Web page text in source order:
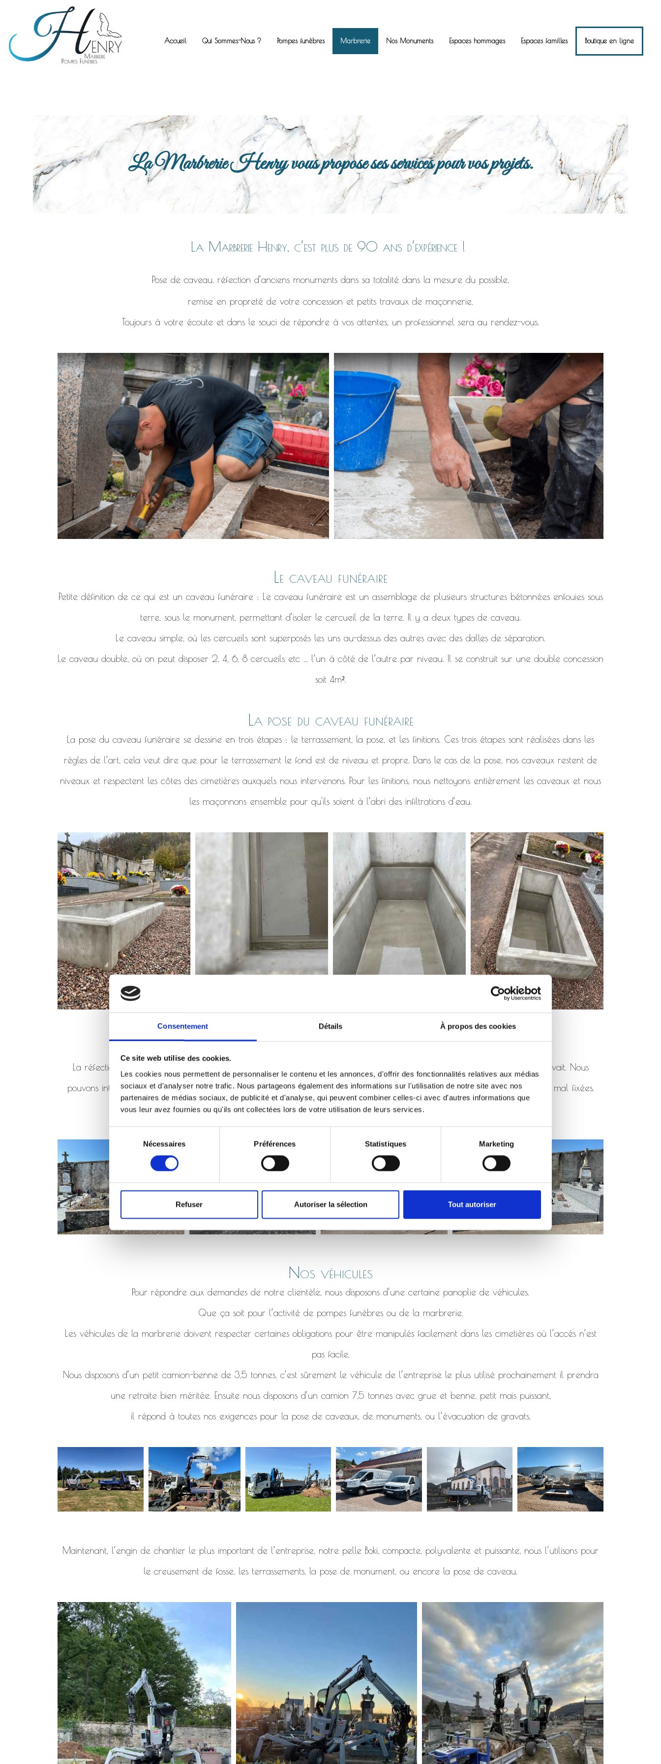
Consentement Détails À propos des cookies
Ce site web utilise des cookies.
Les cookies nous permettent de personnaliser le contenu et les annonces, d'offrir des fonctionnalités relatives aux médias
sociaux et d'analyser notre trafic. Nous partageons également des informations sur l'utilisation de notre site avec nos
partenaires de médias sociaux, de publicité et d'analyse, qui peuvent combiner celles-ci avec d'autres informations que
vous leur avez fournies ou qu'ils ont collectées lors de votre utilisation de leurs services.
consentement
Nécessaires Préférences Statistiques Marketing
Refuser Autoriser la sélection Tout autoriser
Accueil Qui Sommes-Nous ? Pompes funèbres Marbrerie Nos Monuments Espaces hommages Espaces familles Boutique en ligne
La Marbrerie Henry vous propose ses services pour vos projets.
La Marbrerie Henry, c’est plus de 90 ans d’expérience !
Pose de caveau, réfection d’anciens monuments dans sa totalité dans la mesure du possible,
remise en propreté de votre concession et petits travaux de maçonnerie.
Toujours à votre écoute et dans le souci de répondre à vos attentes, un professionnel sera au rendez-vous.
Le caveau funéraire
Petite définition de ce qui est un caveau funéraire : Le caveau funéraire est un assemblage de plusieurs structures bétonnées enfouies sous
terre, sous le monument, permettant d’isoler le cercueil de la terre. Il y a deux types de caveau.
Le caveau simple, où les cercueils sont superposés les uns au-dessus des autres avec des dalles de séparation.
Le caveau double, où on peut disposer 2, 4, 6, 8 cercueils etc ... l’un à côté de l’autre par niveau. Il se construit sur une double concession
soit 4m².
La pose du caveau funéraire
La pose du caveau funéraire se dessine en trois étapes : le terrassement, la pose, et les finitions. Ces trois étapes sont réalisées dans les
règles de l’art, cela veut dire que pour le terrassement le fond est de niveau et propre. Dans le cas de la pose, nos caveaux restent de
niveaux et respectent les côtes des cimetières auxquels nous intervenons. Pour les finitions, nous nettoyons entièrement les caveaux et nous
les maçonnons ensemble pour qu'ils soient à l’abri des infiltrations d’eau.
Réfection de monuments
La réfection de monument consiste à remettre au goût du jour un monument qui parfois n’a pas été posé comme il se devait. Nous
pouvons intervenir en réfection de monument pour un très grand nombre de demandes. Plaques de rhabillages cassées ou mal fixées.
Monument qui s’affaisse, bordure en béton fissuré etc.
Nos véhicules
Pour répondre aux demandes de notre clientèle, nous disposons d’une certaine panoplie de véhicules.
Que ça soit pour l’activité de pompes funèbres ou de la marbrerie.
Les véhicules de la marbrerie doivent respecter certaines obligations pour être manipulés facilement dans les cimetières où l’accés n’est
pas facile.
Nous disposons d’un petit camion-benne de 3,5 tonnes, c’est sûrement le véhicule de l’entreprise le plus utilisé prochainement il prendra
une retraite bien méritée. Ensuite nous disposons d’un camion 7,5 tonnes avec grue et benne, petit mais puissant,
il répond à toutes nos exigences pour la pose de caveaux, de monuments, ou l’évacuation de gravats.
Maintenant, l’engin de chantier le plus important de l’entreprise, notre pelle Boki, compacte, polyvalente et puissante, nous l’utilisons pour
le creusement de fosse, les terrassements, la pose de monument, ou encore la pose de caveau.